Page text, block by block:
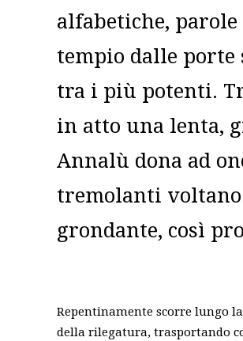
alfabetiche,
tempio dalle
tra i più potenti.
in atto una lenta,
Annalù dona ad
tremolanti voltano
grondante, così
Repentinamente scorre lungo
della rilegatura, trasportando